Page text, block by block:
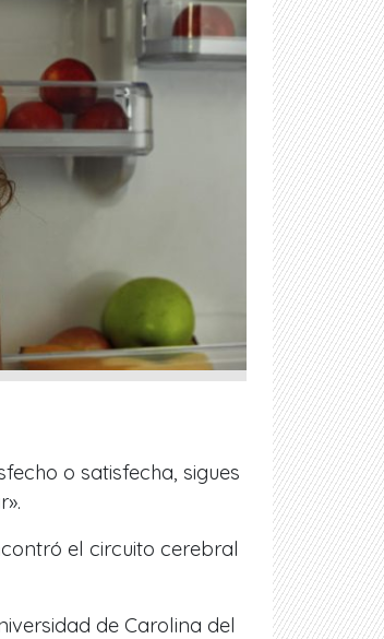
o satisfecha, sigues
el circuito cerebral
de Carolina del